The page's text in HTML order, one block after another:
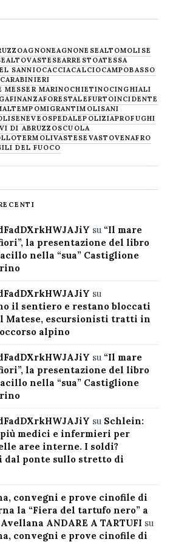
AGNONEAGNONESEALTOMOLISE
ALTOVASTESEARRESTOATESSA
SANNIOCACCIACALCIOCAMPOBASSO
CARABINIERI
MESSER MARINOCHIETINOCINGHIALI
FINANZAFORESTALEFURTOINCIDENTE
MIGRANTIMOLISANI
NEVE OSPEDALEPOLIZIAPROFUGHI
DI ABRUZZOSCUOLA
TERMOLIVASTESE VASTOVENAFRO
DEL FUOCO
su “Il mare
la presentazione del libro
nella “sua” Castiglione
su
il sentiero e restano bloccati
Matese, escursionisti tratti in
alpino
su “Il mare
la presentazione del libro
nella “sua” Castiglione
su Schlein:
più medici e infermieri per
aree interne. I soldi?
dal ponte sullo stretto di
convegni e prove cinofile di
la “Fiera del tartufo nero” a
ANDARE A TARTUFI su
convegni e prove cinofile di